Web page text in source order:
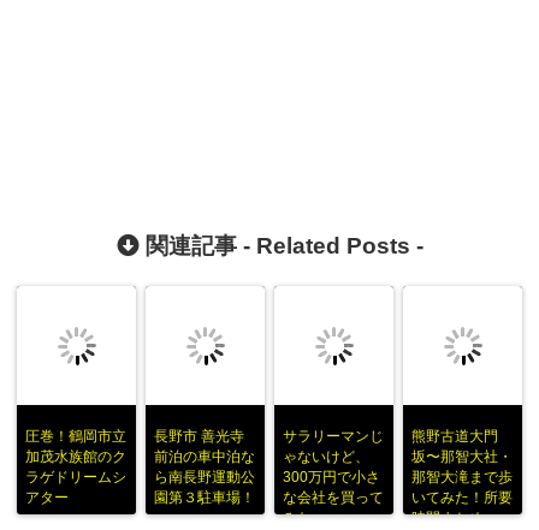
関連記事 - Related Posts -
圧巻！鶴岡市立
加茂水族館のク
ラゲドリームシ
アター
長野市 善光寺
前泊の車中泊な
ら南長野運動公
園第３駐車場！
サラリーマンじ
ゃないけど、
300万円で小さ
な会社を買って
みた
熊野古道大門
坂〜那智大社・
那智大滝まで歩
いてみた！所要
時間まとめ